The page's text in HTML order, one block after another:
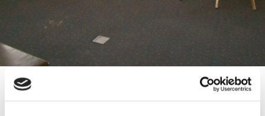
door:ballonnenpartners